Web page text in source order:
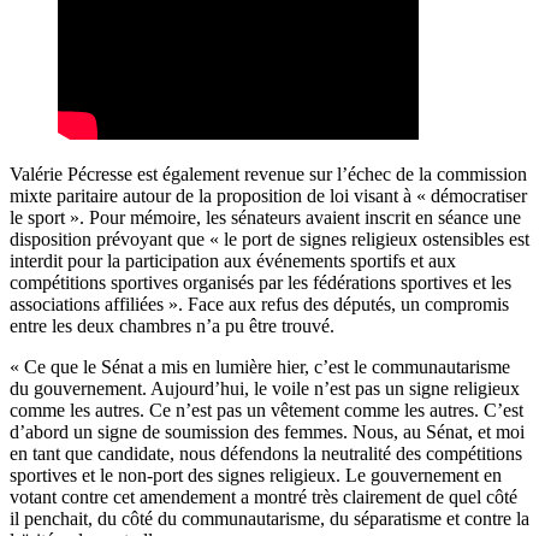
Valérie Pécresse est également revenue sur l’échec de la commission
mixte paritaire autour de la proposition de loi visant à « démocratiser
le sport ». Pour mémoire, les sénateurs avaient inscrit en séance une
disposition prévoyant que « le port de signes religieux ostensibles est
interdit pour la participation aux événements sportifs et aux
compétitions sportives organisés par les fédérations sportives et les
associations affiliées ». Face aux refus des députés, un compromis
entre les deux chambres n’a pu être trouvé.
« Ce que le Sénat a mis en lumière hier, c’est le communautarisme
du gouvernement. Aujourd’hui, le voile n’est pas un signe religieux
comme les autres. Ce n’est pas un vêtement comme les autres. C’est
d’abord un signe de soumission des femmes. Nous, au Sénat, et moi
en tant que candidate, nous défendons la neutralité des compétitions
sportives et le non-port des signes religieux. Le gouvernement en
votant contre cet amendement a montré très clairement de quel côté
il penchait, du côté du communautarisme, du séparatisme et contre la